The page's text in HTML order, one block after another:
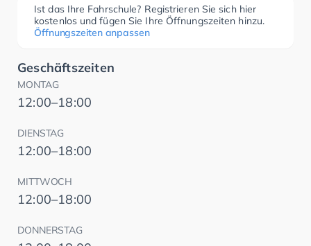
Ist das Ihre Fahrschule? Registrieren Sie sich hier
kostenlos und fügen Sie Ihre Öffnungszeiten hinzu.
Öffnungszeiten anpassen
Geschäftszeiten
MONTAG
12:00–18:00
DIENSTAG
12:00–18:00
MITTWOCH
12:00–18:00
DONNERSTAG